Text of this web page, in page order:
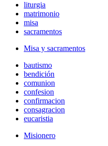
liturgia
matrimonio
misa
sacramentos
Misa y sacramentos
bautismo
bendición
comunion
confesion
confirmacion
consagracion
eucaristia
Misionero